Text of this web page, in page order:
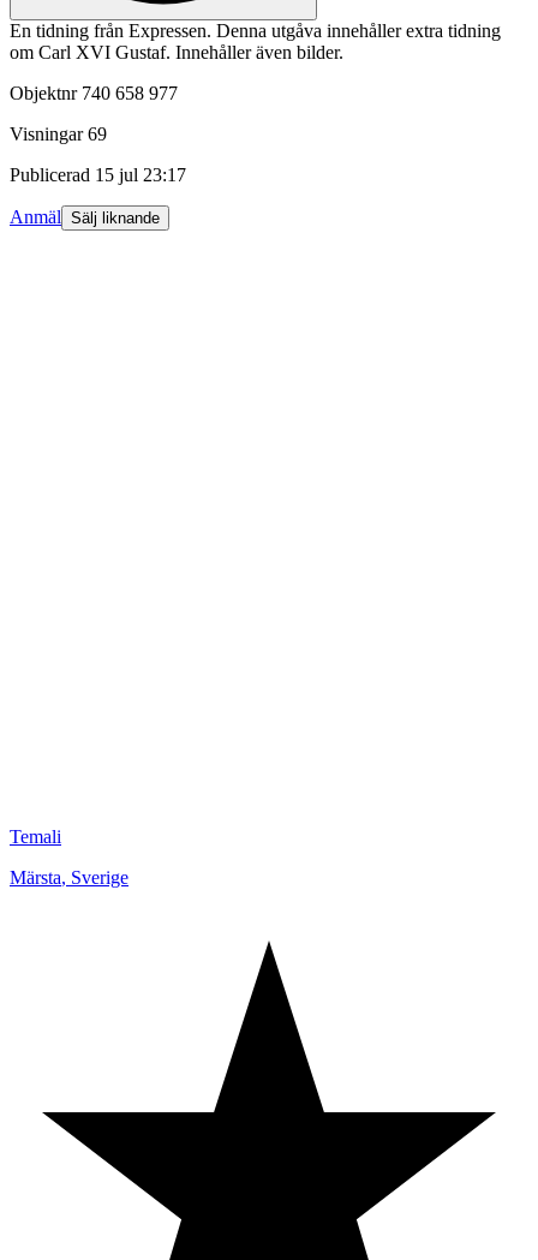
En tidning från Expressen. Denna utgåva innehåller extra tidning
om Carl XVI Gustaf. Innehåller även bilder.
Objektnr 740 658 977
Visningar 69
Publicerad 15 jul 23:17
Anmäl Sälj liknande
Temali
Märsta, Sverige